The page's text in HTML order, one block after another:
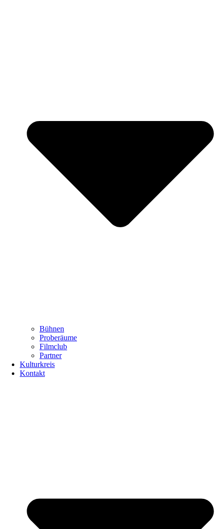
Bühnen
Proberäume
Filmclub
Partner
Kulturkreis
Kontakt